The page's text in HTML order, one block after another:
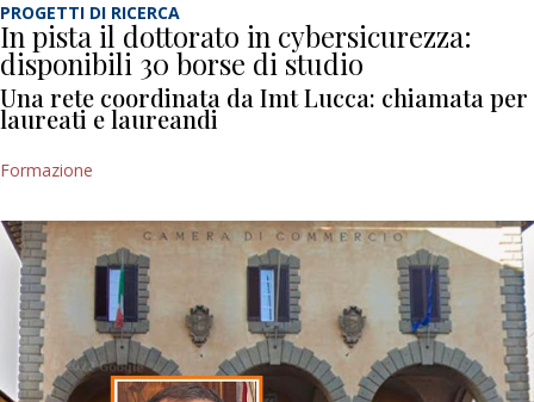
PROGETTI DI RICERCA
In pista il dottorato in cybersicurezza:
disponibili 30 borse di studio
Una rete coordinata da Imt Lucca: chiamata per
laureati e laureandi
Formazione